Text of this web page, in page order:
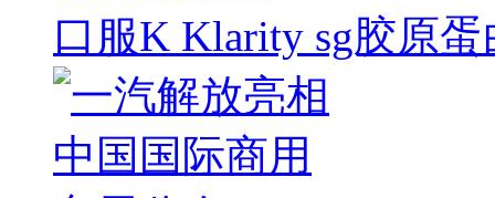
口服K Klarity sg胶原